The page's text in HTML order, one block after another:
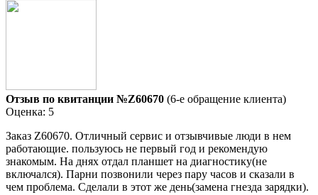
Отзыв по квитанции №Z60670 (6-е обращение клиента)
Оценка: 5
Заказ Z60670. Отличный сервис и отзывчивые люди в нем
работающие. пользуюсь не первый год и рекомендую
знакомым. На днях отдал планшет на диагностику(не
включался). Парни позвонили через пару часов и сказали в
чем проблема. Сделали в этот же день(замена гнезда зарядки).